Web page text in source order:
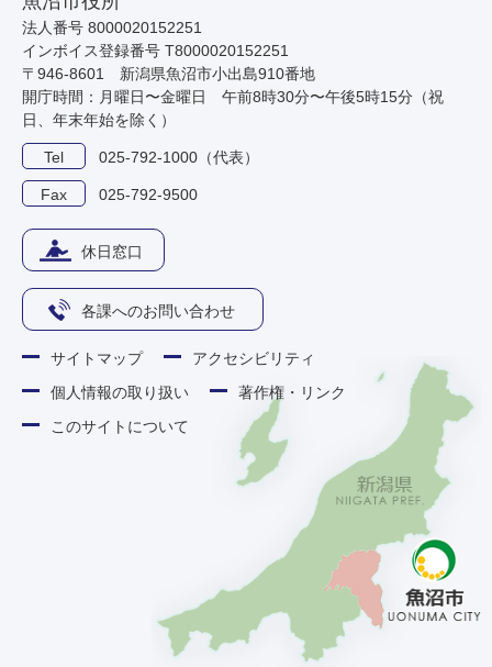
法人番号 8000020152251
インボイス登録番号 T8000020152251
〒946-8601 新潟県魚沼市小出島910番地
開庁時間：月曜日〜金曜日 午前8時30分〜午後5時15分（祝
日、年末年始を除く）
Tel 025-792-1000（代表）
Fax 025-792-9500
休日窓口
各課へのお問い合わせ
サイトマップ
アクセシビリティ
個人情報の取り扱い
著作権・リンク
このサイトについて